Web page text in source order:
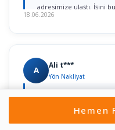
adresimize ulaştı. İşini
firmaya rastlamak
18.06.2026
A Ali t***
Yön Nakliyat
Nurullah bey ile ilk
ve alâka dan dolayı
Hemen